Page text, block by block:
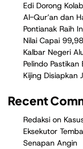
Edi Dorong
Al-Qur’an dan
Pontianak Raih
Nilai Capai 99,98
Kalbar Negeri
Pelindo Pastikan
Kijing Disiapkan
Recent
Redaksi on
Eksekutor
Senapan Angin